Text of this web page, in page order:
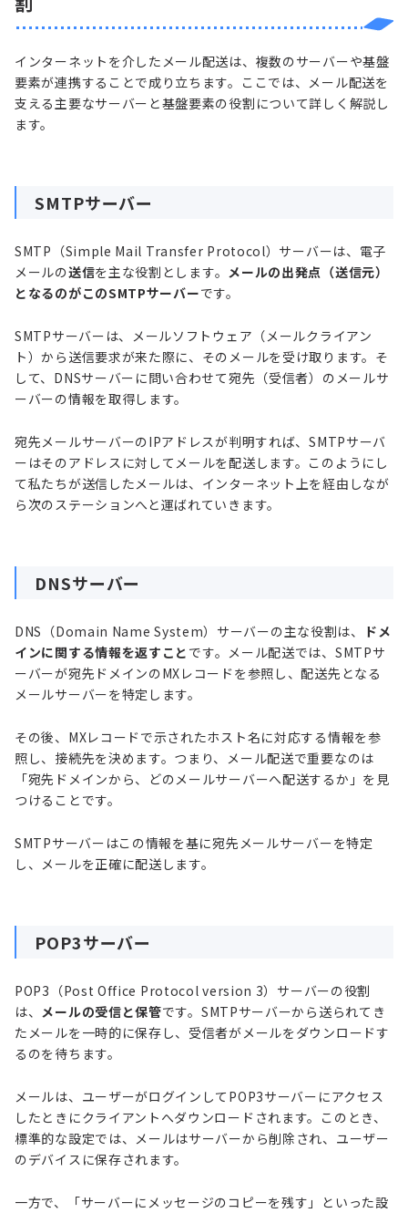
インターネットを介したメール配送は、複数のサーバーや基盤
要素が連携することで成り立ちます。ここでは、メール配送を
支える主要なサーバーと基盤要素の役割について詳しく解説し
ます。
SMTPサーバー
SMTP（Simple Mail Transfer Protocol）サーバーは、電子
メールの送信を主な役割とします。 メールの出発点（送信元）
となるのがこのSMTPサーバーです。
SMTPサーバーは、メールソフトウェア（メールクライアン
ト）から送信要求が来た際に、そのメールを受け取ります。そ
して、DNSサーバーに問い合わせて宛先（受信者）のメールサ
ーバーの情報を取得します。
宛先メールサーバーのIPアドレスが判明すれば、SMTPサーバ
ーはそのアドレスに対してメールを配送します。このようにし
て私たちが送信したメールは、インターネット上を経由しなが
ら次のステーションへと運ばれていきます。
DNSサーバー
DNS（Domain Name System）サーバーの主な役割は、
ドメ
インに関する情報を返すこと です。メール配送では、SMTPサ
ーバーが宛先ドメインのMXレコードを参照し、配送先となる
メールサーバーを特定します。
その後、MXレコードで示されたホスト名に対応する情報を参
照し、接続先を決めます。つまり、メール配送で重要なのは
「宛先ドメインから、どのメールサーバーへ配送するか」を見
つけることです。
SMTPサーバーはこの情報を基に宛先メールサーバーを特定
し、メールを正確に配送します。
POP3サーバー
POP3（Post Office Protocol version 3）サーバーの役割
は、 メールの受信と保管です。SMTPサーバーから送られてき
たメールを一時的に保存し、受信者がメールをダウンロードす
るのを待ちます。
メールは、ユーザーがログインしてPOP3サーバーにアクセス
したときにクライアントへダウンロードされます。このとき、
標準的な設定では、メールはサーバーから削除され、ユーザー
のデバイスに保存されます。
一方で、「サーバーにメッセージのコピーを残す」といった設